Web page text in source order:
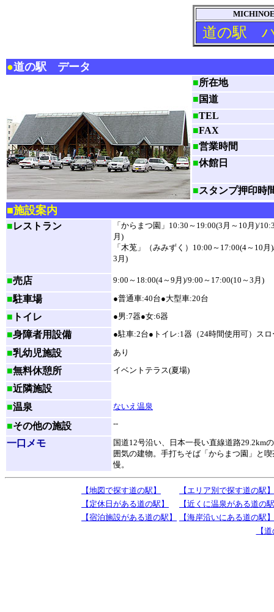
道の駅
●道の駅 データ
■所在地
■ 国道
■TEL
■FAX
■営業時間
■休館日
■スタンプ押印時
■施設案内
■レストラン
「からまつ園」10:30～19:00(3月～10月)/
月)
「木莵」（みみずく）10:00～17:00(4～10
3月)
■売店 9:00～18:00(4～9月)/9:00～17:00(10～3月)
■駐車場 ●普通車:40台●大型車:20台
■ トイレ ●男:7器●女:6器
■身障者用設備 ●駐車:2台●トイレ:1器（24時間使用可）ス
■乳幼児施設 あり
■無料休憩所 イベントテラス(夏場)
■近隣施設
■温泉 ないえ温泉
■その他の施設 --
一口メモ
国道12号沿い、日本一長い直線道路29.2km
囲気の建物。手打ちそば「からまつ園」と
慢。
【地図で探す道の駅】
【エリア別で探す道の駅】
【定休日がある道の駅】
【近くに温泉がある道の
【宿泊施設がある道の駅】
【海岸沿いにある道の駅】
【